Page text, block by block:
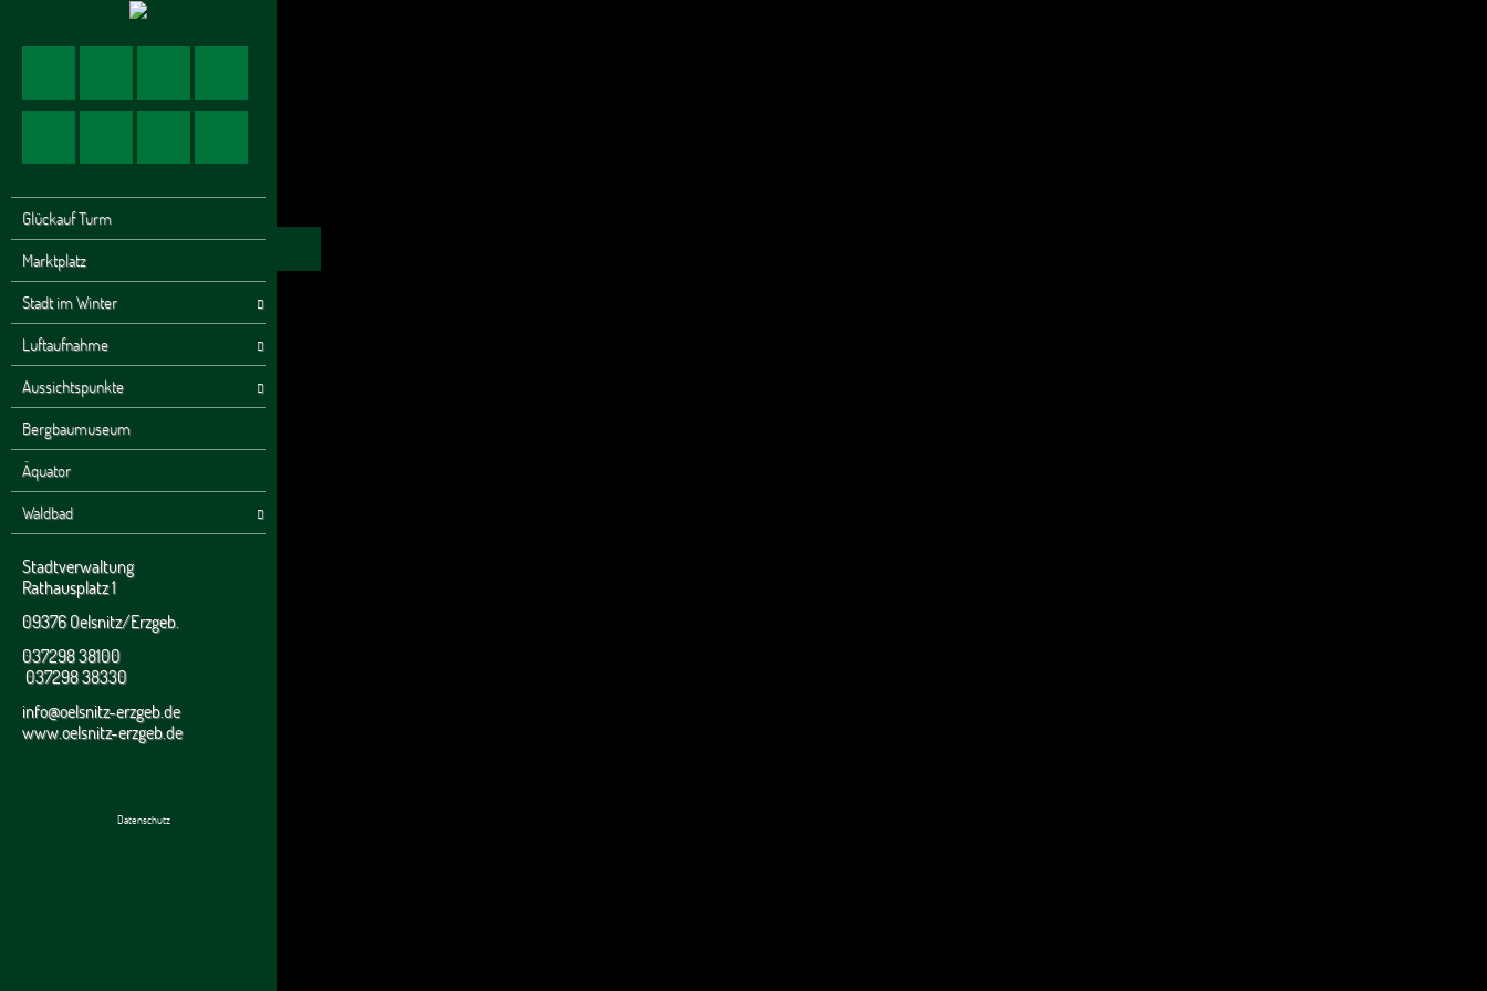
Glückauf Turm
Marktplatz
Stadt im Winter
Luftaufnahme
Aussichtspunkte
Bergbaumuseum
Äquator
Waldbad
Stadtverwaltung
Rathausplatz 1
09376 Oelsnitz/Erzgeb.
037298 38100
037298 38330
info@oelsnitz-erzgeb.de
www.oelsnitz-erzgeb.de
Datenschutz